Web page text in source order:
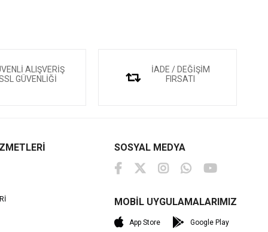
ALIŞVERİŞ
GÜVENLİĞİ
İADE / DEĞİŞİM
FIRSATI
SOSYAL MEDYA
MOBİL UYGULAMALARIMIZ
App Store Google Play